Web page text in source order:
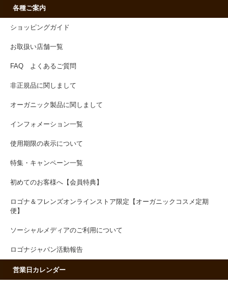
各種ご案内
ショッピングガイド
お取扱い店舗一覧
FAQ よくあるご質問
非正規品に関しまして
オーガニック製品に関しまして
インフォメーション一覧
使用期限の表示について
特集・キャンペーン一覧
初めてのお客様へ【会員特典】
ロゴナ＆フレンズオンラインストア限定【オーガニックコスメ定期
便】
ソーシャルメディアのご利用について
ロゴナジャパン活動報告
営業日カレンダー